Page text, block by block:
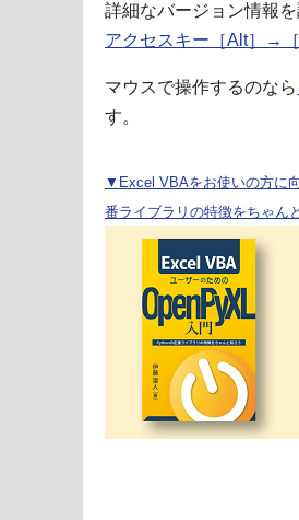
詳細なバージョン情報
アクセスキー［Alt］→
マウスで操作するのなら
す。
▼Excel VBAをお使いの方に
番ライブラリの特徴をちゃん